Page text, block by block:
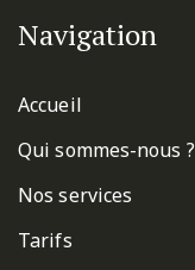
Navigation
Accueil
Qui sommes-nous ?
Nos services
Tarifs